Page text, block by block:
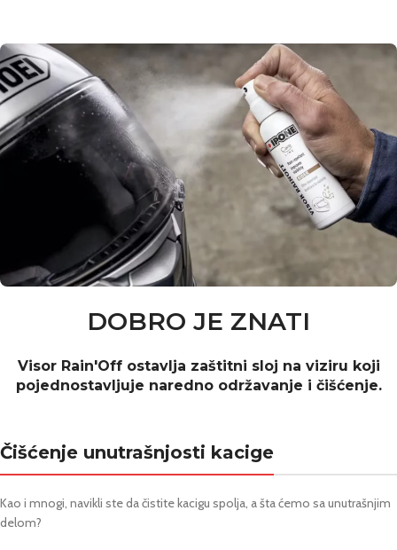
DOBRO JE ZNATI
Visor Rain'Off ostavlja zaštitni sloj na viziru koji
pojednostavljuje naredno održavanje i čišćenje.
Čišćenje unutrašnjosti kacige
Kao i mnogi, navikli ste da čistite kacigu spolja, a šta ćemo sa unutrašnjim
delom?